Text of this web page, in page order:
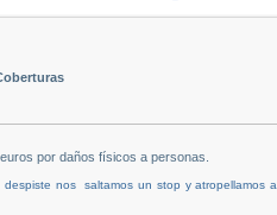
por daños físicos a personas.
nos saltamos un stop y atropellamos